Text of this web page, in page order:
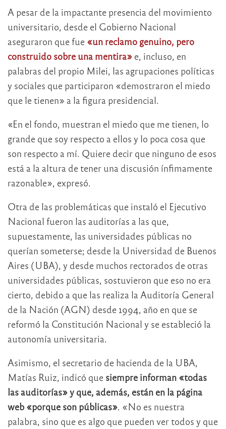
A pesar de la impactante presencia del movimiento
universitario, desde el Gobierno Nacional
aseguraron que fue «un reclamo genuino, pero
construido sobre una mentira» e, incluso, en
palabras del propio Milei, las agrupaciones políticas
y sociales que participaron «demostraron el miedo
que le tienen» a la figura presidencial.
«En el fondo, muestran el miedo que me tienen, lo
grande que soy respecto a ellos y lo poca cosa que
son respecto a mí. Quiere decir que ninguno de esos
está a la altura de tener una discusión ínfimamente
razonable», expresó.
Otra de las problemáticas que instaló el Ejecutivo
Nacional fueron las auditorías a las que,
supuestamente, las universidades públicas no
querían someterse; desde la Universidad de Buenos
Aires (UBA), y desde muchos rectorados de otras
universidades públicas, sostuvieron que eso no era
cierto, debido a que las realiza la Auditoría General
de la Nación (AGN) desde 1994, año en que se
reformó la Constitución Nacional y se estableció la
autonomía universitaria.
Asimismo, el secretario de hacienda de la UBA,
Matías Ruiz, indicó que siempre informan «todas
las auditorías» y que, además, están en la página
web «porque son públicas». «No es nuestra
palabra, sino que es algo que pueden ver todos y que